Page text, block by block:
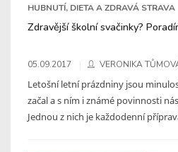
HUBNUTÍ, DIETA A ZDRAVÁ STRAVA
Zdravější školní svačinky?
05.09.2017 VERONIKA
Letošní letní prázdniny jsou
začal a s ním i známé povinnosti
Jednou z nich je každodenní